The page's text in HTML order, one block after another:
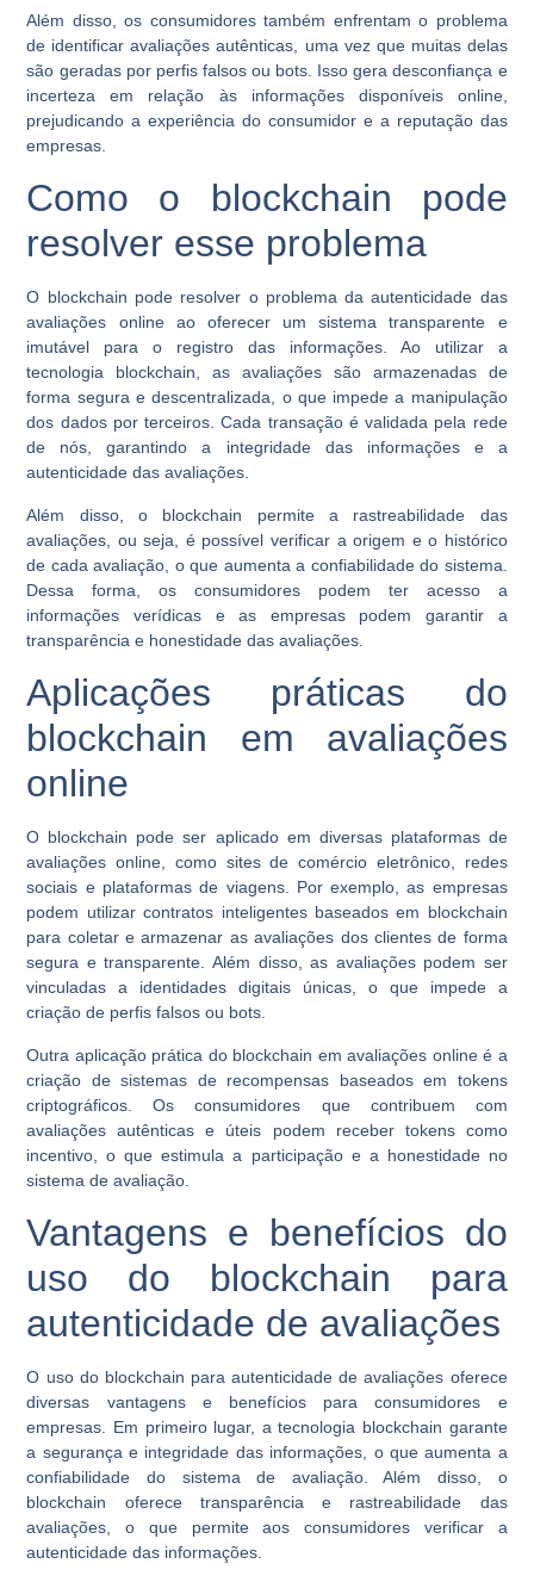
Além disso, os consumidores também enfrentam o problema
de identificar avaliações autênticas, uma vez que muitas delas
são geradas por perfis falsos ou bots. Isso gera desconfiança e
incerteza em relação às informações disponíveis online,
prejudicando a experiência do consumidor e a reputação das
empresas.
Como o blockchain pode
resolver esse problema
O blockchain pode resolver o problema da autenticidade das
avaliações online ao oferecer um sistema transparente e
imutável para o registro das informações. Ao utilizar a
tecnologia blockchain, as avaliações são armazenadas de
forma segura e descentralizada, o que impede a manipulação
dos dados por terceiros. Cada transação é validada pela rede
de nós, garantindo a integridade das informações e a
autenticidade das avaliações.
Além disso, o blockchain permite a rastreabilidade das
avaliações, ou seja, é possível verificar a origem e o histórico
de cada avaliação, o que aumenta a confiabilidade do sistema.
Dessa forma, os consumidores podem ter acesso a
informações verídicas e as empresas podem garantir a
transparência e honestidade das avaliações.
Aplicações práticas do
blockchain em avaliações
online
O blockchain pode ser aplicado em diversas plataformas de
avaliações online, como sites de comércio eletrônico, redes
sociais e plataformas de viagens. Por exemplo, as empresas
podem utilizar contratos inteligentes baseados em blockchain
para coletar e armazenar as avaliações dos clientes de forma
segura e transparente. Além disso, as avaliações podem ser
vinculadas a identidades digitais únicas, o que impede a
criação de perfis falsos ou bots.
Outra aplicação prática do blockchain em avaliações online é a
criação de sistemas de recompensas baseados em tokens
criptográficos. Os consumidores que contribuem com
avaliações autênticas e úteis podem receber tokens como
incentivo, o que estimula a participação e a honestidade no
sistema de avaliação.
Vantagens e benefícios do
uso do blockchain para
autenticidade de avaliações
O uso do blockchain para autenticidade de avaliações oferece
diversas vantagens e benefícios para consumidores e
empresas. Em primeiro lugar, a tecnologia blockchain garante
a segurança e integridade das informações, o que aumenta a
confiabilidade do sistema de avaliação. Além disso, o
blockchain oferece transparência e rastreabilidade das
avaliações, o que permite aos consumidores verificar a
autenticidade das informações.